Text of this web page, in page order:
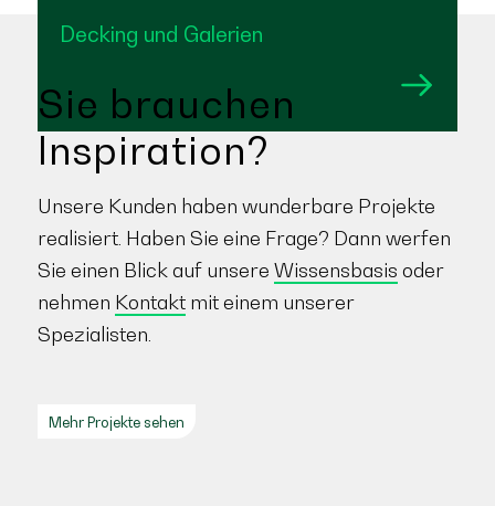
Decking und Galerien
Sie brauchen
Inspiration?
Unsere Kunden haben wunderbare Projekte
realisiert. Haben Sie eine Frage? Dann werfen
Sie einen Blick auf unsere Wissensbasis oder
nehmen Kontaktmit einem unserer
Spezialisten.
Mehr Projekte sehen